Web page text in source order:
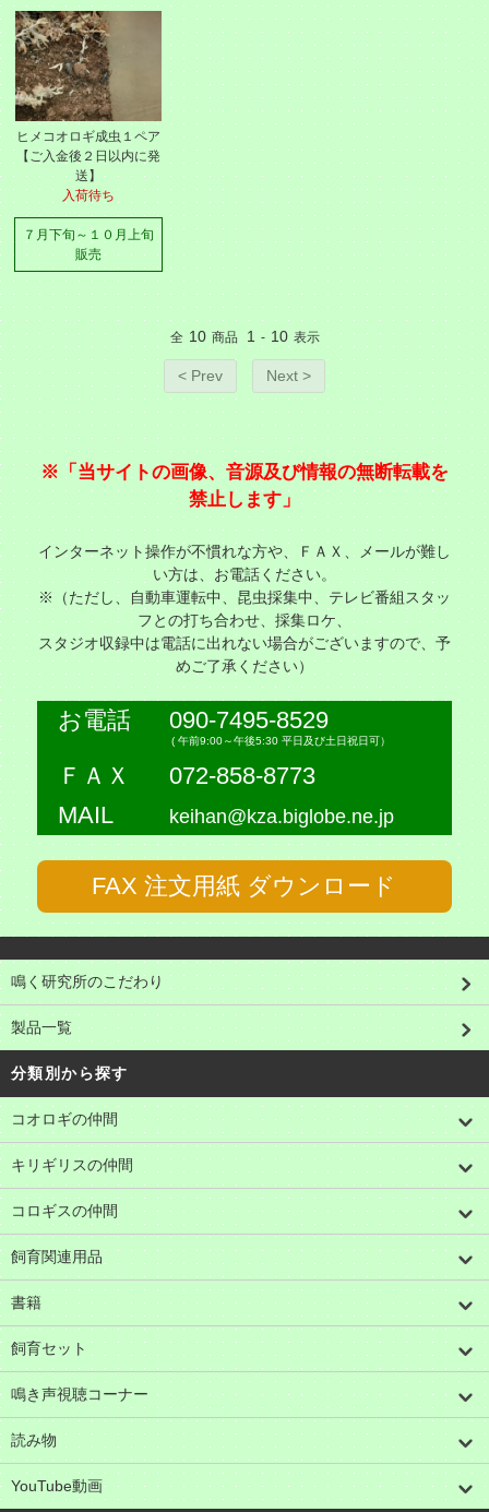
ヒメコオロギ成虫１ペア
【ご入金後２日以内に発
送】
入荷待ち
７月下旬～１０月上旬
販売
全 10 商品 1 - 10 表示
< Prev Next >
※「当サイトの画像、音源及び情報の無断転載を
禁止します」
インターネット操作が不慣れな方や、ＦＡＸ、メールが難し
い方は、お電話ください。
※（ただし、自動車運転中、昆虫採集中、テレビ番組スタッ
フとの打ち合わせ、採集ロケ、
スタジオ収録中は電話に出れない場合がございますので、予
めご了承ください）
お電話 090-7495-8529
( 午前9:00～午後5:30 平日及び土日祝日可）
ＦＡＸ
072-858-8773
MAIL
keihan@kza.biglobe.ne.jp
FAX 注文用紙 ダウンロード
鳴く研究所のこだわり
製品一覧
分類別から探す
コオロギの仲間
キリギリスの仲間
コロギスの仲間
飼育関連用品
書籍
飼育セット
鳴き声視聴コーナー
読み物
YouTube動画